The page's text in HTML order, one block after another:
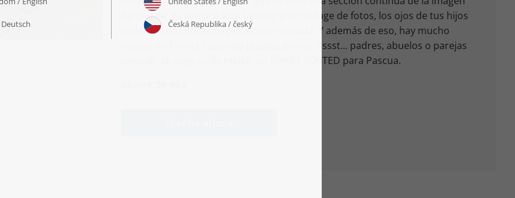
del puzzle. Ya sea una foto familiar o un collage de fotos, los ojos de tus hijos
brillarán cuando la imagen esté terminada. Y además de eso, hay mucho
tiempo en familia haciendo puzzles juntos. Pssst... padres, abuelos o parejas
también se alegran de recibir un SMART SORTED para Pascua.